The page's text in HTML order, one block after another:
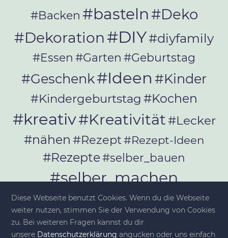
#Backen #basteln#Deko
#Dekoration #DIY#diyfamily
#Essen #Garten #Geburtstag
#Geschenk#Ideen #Kinder
#Kindergeburtstag #Kochen
#kreativ#Kreativität#Lecker
#nähen #Rezept#Rezept-Ideen
#Rezepte#selber_bauen
#selber_machen
#Selbermachen#selber_nähen
#Selfmade#Sommer
Diese Webseite benutzt Cookies. Wenn du die Webseite
weiter nutzen, stimmen Sie der Verwendung von Cookies
zu. Bei weiteren Fragen kannst du dir
unsere Datenschutzerklärung angucken oder uns einfach